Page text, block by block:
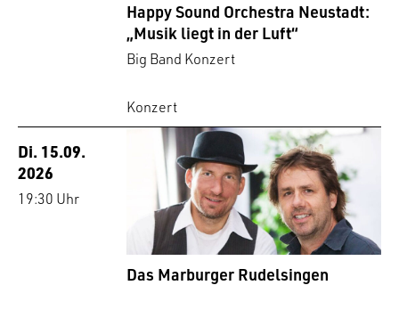
Happy Sound Orchestra Neustadt:
„Musik liegt in der Luft“
Big Band Konzert
Konzert
Di. 15.09.
2026
19:30 Uhr
Das Marburger Rudelsingen